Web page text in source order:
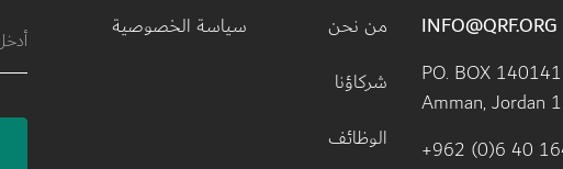
INFO@QRF.ORG
PO. BOX 140141
Amman, Jordan
+962 (0)6 40
Footer menu
من نحن
شركاؤنا
الوظائف
سياسة الخصوصية